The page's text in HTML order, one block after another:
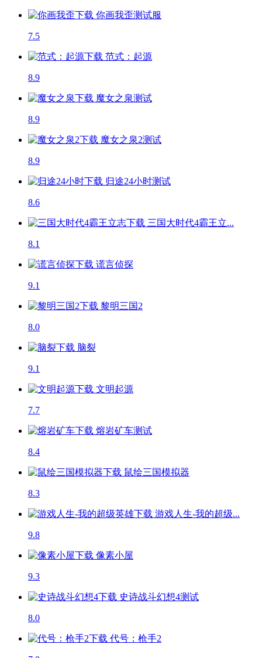
你画我歪测试服
7.5
范式：起源
8.9
魔女之泉测试
8.9
魔女之泉2测试
8.9
归途24小时测试
8.6
三国大时代4霸王立...
8.1
谎言侦探
9.1
黎明三国2
8.0
脑裂
9.1
文明起源
7.7
熔岩矿车测试
8.4
鼠绘三国模拟器
8.3
游戏人生-我的超级...
9.8
像素小屋
9.3
史诗战斗幻想4测试
8.0
代号：枪手2